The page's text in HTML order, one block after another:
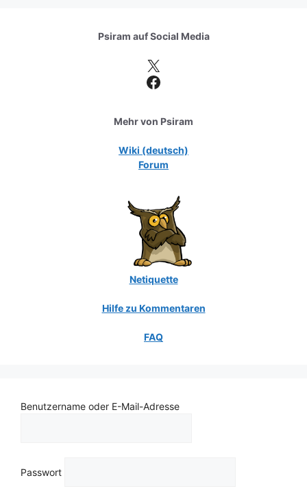
Psiram aufSocial Media
X
Facebook
Mehr von Psiram
Wiki (deutsch)
Forum
Netiquette
Hilfe zu Kommentaren
FAQ
Benutzername oder E-Mail-Adresse
Passwort